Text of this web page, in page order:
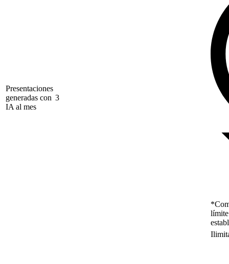
Presentaciones
generadas con
IA al mes
3